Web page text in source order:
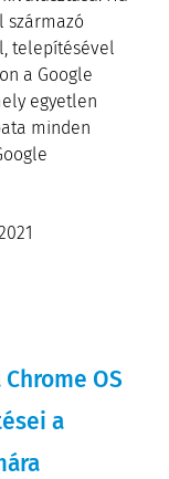
származó
telepítésével
a Google
egyetlen
minden
OS
a